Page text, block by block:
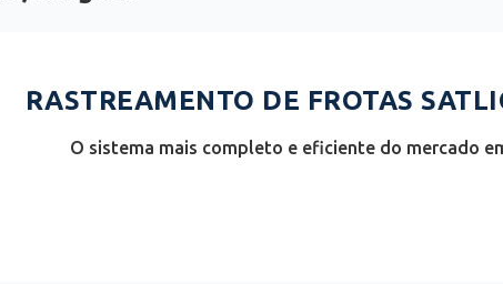
RASTREAMENTO DE FROTAS
O sistema mais completo e eficiente do mercado